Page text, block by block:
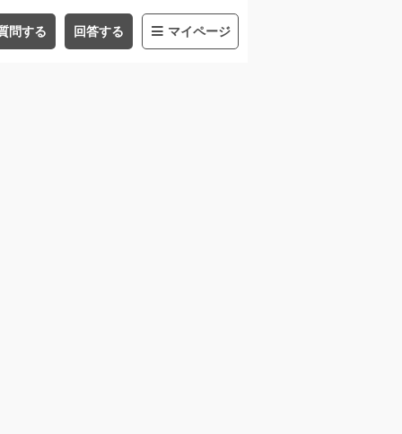
問する 回答する マイページ